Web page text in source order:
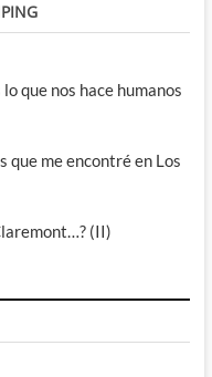
que nos hace humanos
que me encontré en Los
(II)